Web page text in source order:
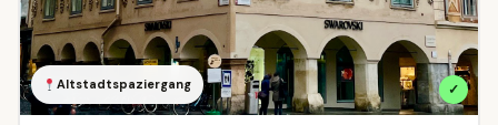
Altstadtspaziergang ✓